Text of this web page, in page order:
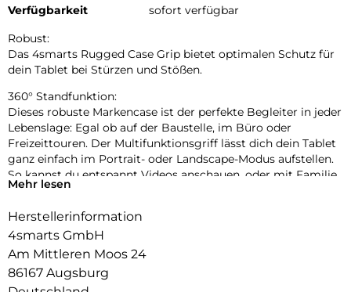
Verfügbarkeit
sofort verfügbar
Robust:
Das 4smarts Rugged Case Grip bietet optimalen Schutz für
dein Tablet bei Stürzen und Stößen.
360° Standfunktion:
Dieses robuste Markencase ist der perfekte Begleiter in jeder
Lebenslage: Egal ob auf der Baustelle, im Büro oder
Freizeittouren. Der Multifunktionsgriff lässt dich dein Tablet
ganz einfach im Portrait- oder Landscape-Modus aufstellen.
So kannst du entspannt Videos anschauen, oder mit Familie
und Freunden und freien Händen in die “Face-Time” gehen.
Größenverstellbare Handschlaufe:
Die Handschlaufe bietet Komfort und (Griff-)Sicherheit: So
können absturzfrei Zeichnungen betrachtet, bearbeitet oder
die E-Mails gecheckt werden.
Mehr lesen
Herstellerinformation
4smarts GmbH
Am Mittleren Moos 24
86167 Augsburg